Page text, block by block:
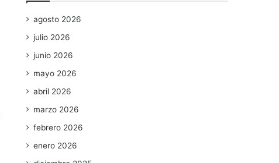
agosto 2026
julio 2026
junio 2026
mayo 2026
abril 2026
marzo 2026
febrero 2026
enero 2026